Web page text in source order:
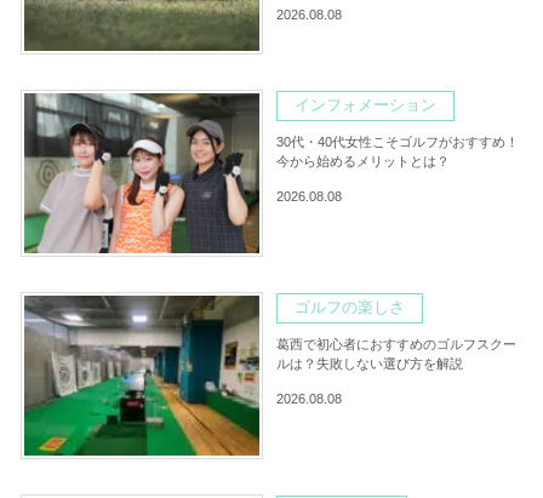
2026.08.08
インフォメーション
30代・40代女性こそゴルフがおすすめ！
今から始めるメリットとは？
2026.08.08
ゴルフの楽しさ
葛西で初心者におすすめのゴルフスクー
ルは？失敗しない選び方を解説
2026.08.08